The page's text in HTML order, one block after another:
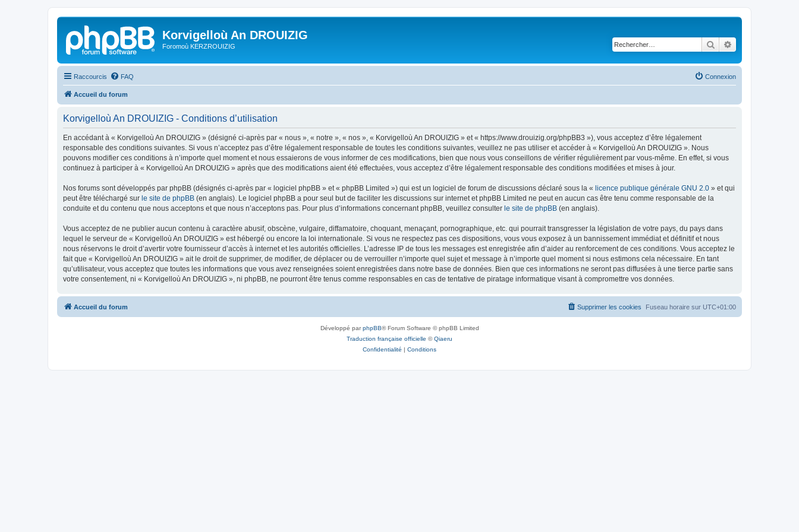
Korvigelloù An DROUIZIG
Foromoù KERZROUIZIG Rechercher
Raccourcis FAQ Connexion
Accueil du forum
Korvigelloù An DROUIZIG - Conditions d’utilisation
En accédant à « Korvigelloù An DROUIZIG » (désigné ci-après par « nous », « notre », « nos », « Korvigelloù An DROUIZIG » et « https://www.drouizig.org/phpBB3 »), vous acceptez d’être légalement
responsable des conditions suivantes. Si vous n’acceptez pas d’être légalement responsable de toutes les conditions suivantes, veuillez ne pas utiliser et accéder à « Korvigelloù An DROUIZIG ». Nous
pouvons modifier ces conditions à n’importe quel moment et nous essaierons de vous informer de ces modifications, bien que nous vous conseillons de vérifier régulièrement par vous-même. En effet, si vous
continuez à participer à « Korvigelloù An DROUIZIG » après que des modifications aient été effectuées, vous acceptez d’être légalement responsable des conditions modifiées et mises à jour.
Nos forums sont développés par phpBB (désignés ci-après par « logiciel phpBB » et « phpBB Limited ») qui est un logiciel de forum de discussions déclaré sous la « licence publique générale GNU 2.0 » et qui
peut être téléchargé sur le site de phpBB (en anglais). Le logiciel phpBB a pour seul but de faciliter les discussions sur internet et phpBB Limited ne peut en aucun cas être tenu comme responsable de la
conduite et du contenu que nous acceptons et que nous n’acceptons pas. Pour plus d’informations concernant phpBB, veuillez consulter le site de phpBB (en anglais).
Vous acceptez de ne publier aucun contenu à caractère abusif, obscène, vulgaire, diffamatoire, choquant, menaçant, pornographique, etc. qui pourrait transgresser la législation de votre pays, du pays dans
lequel le serveur de « Korvigelloù An DROUIZIG » est hébergé ou encore la loi internationale. Si vous ne respectez pas ces dispositions, vous vous exposez à un bannissement immédiat et définitif et nous
nous réservons le droit d’avertir votre fournisseur d’accès à internet et les autorités officielles. L’adresse IP de tous les messages est enregistrée afin d’aider au renforcement de ces conditions. Vous acceptez le
fait que « Korvigelloù An DROUIZIG » ait le droit de supprimer, de modifier, de déplacer ou de verrouiller n’importe quel sujet et message à n’importe quel moment si nous estimons cela nécessaire. En tant
qu’utilisateur, vous acceptez que toutes les informations que vous avez renseignées soient enregistrées dans notre base de données. Bien que ces informations ne seront pas diffusées à une tierce partie sans
votre consentement, ni « Korvigelloù An DROUIZIG », ni phpBB, ne pourront être tenus comme responsables en cas de tentative de piratage informatique visant à compromettre vos données.
Accueil du forum Fuseau horaire sur UTC+01:00
Supprimer les cookies
Développé parphpBB® Forum Software © phpBB Limited
Traduction française officielle ©Qiaeru
Confidentialité | Conditions